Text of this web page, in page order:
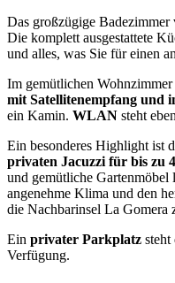
Das großzügige Badezimmer
Die komplett ausgestattete
und alles, was Sie für einen
Im gemütlichen
mit Satellitenempfang und
ein Kamin. WLAN steht
Ein besonderes Highlight ist
privaten Jacuzzi für bis zu
und gemütliche Gartenmöbel
angenehme Klima und den
die Nachbarinsel La Gomera
Ein privater Parkplatz
Verfügung.